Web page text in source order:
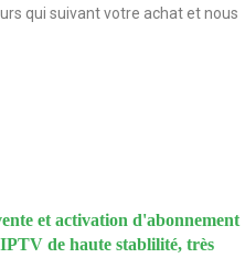
qui suivant votre achat et nous
et activation d'abonnement
de haute stablilité, très